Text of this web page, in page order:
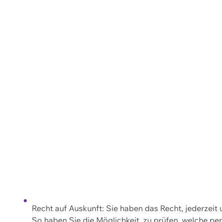
Recht auf Auskunft: Sie haben das Recht,
So haben Sie die Möglichkeit, zu prüfen, welche